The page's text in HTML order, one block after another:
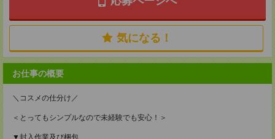
気になる！
お仕事の概要
＼コスメの仕分け／
＜とってもシンプルなので未経験でも安心！＞
▼封入作業及び梱包